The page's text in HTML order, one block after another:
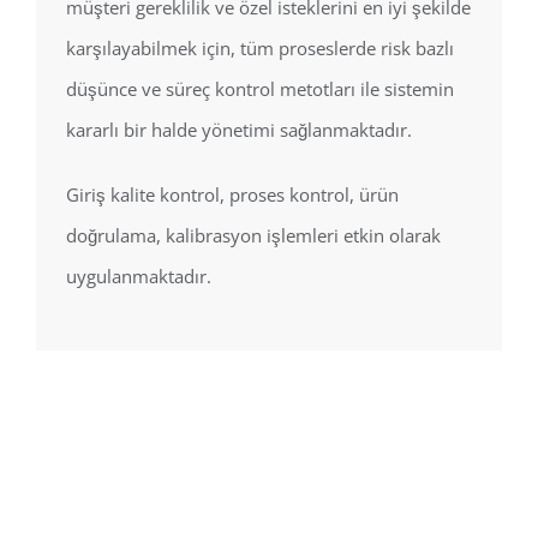
müşteri gereklilik ve özel isteklerini en iyi şekilde
karşılayabilmek için, tüm proseslerde risk bazlı
düşünce ve süreç kontrol metotları ile sistemin
kararlı bir halde yönetimi sağlanmaktadır.
Giriş kalite kontrol, proses kontrol, ürün
doğrulama, kalibrasyon işlemleri etkin olarak
uygulanmaktadır.